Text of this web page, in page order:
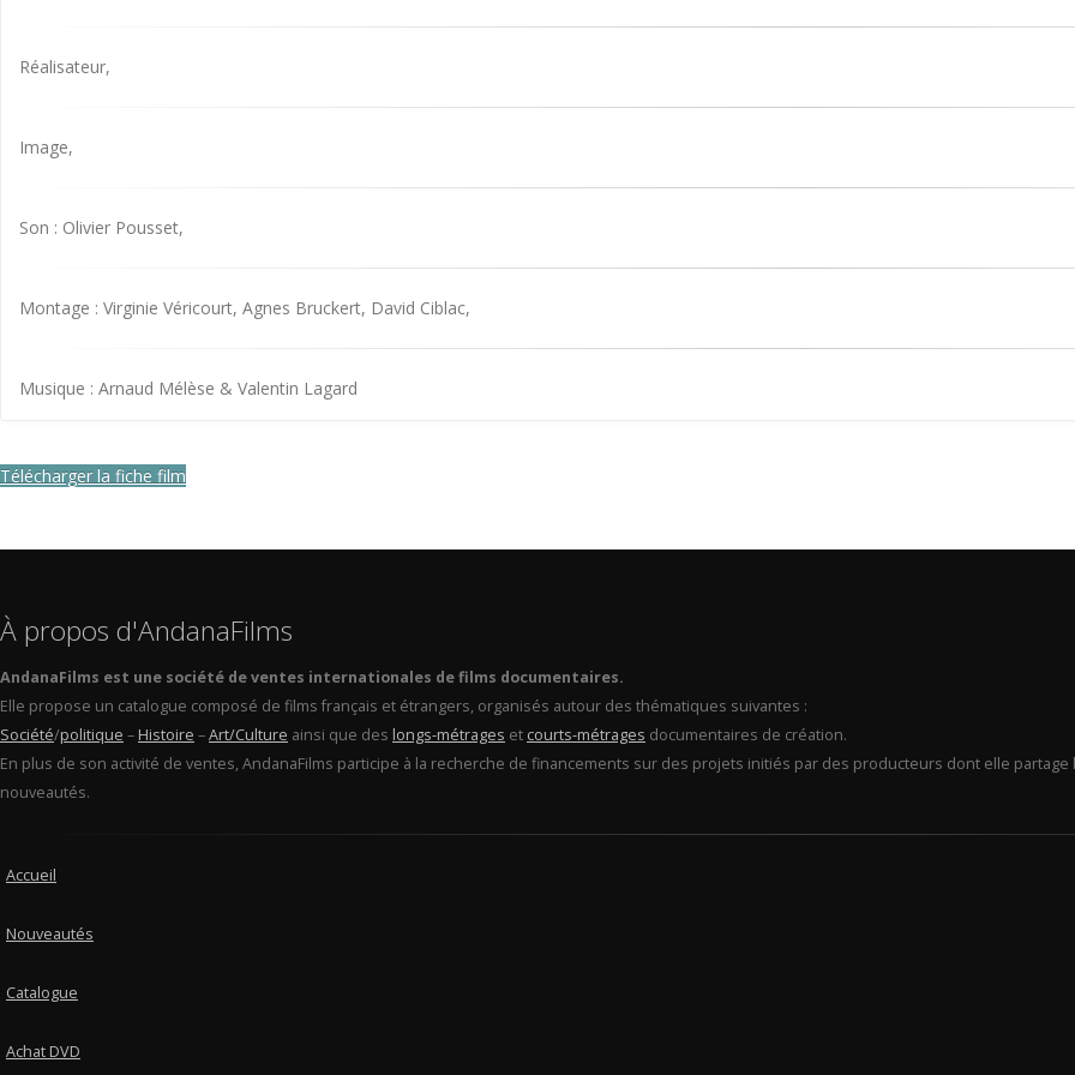
Réalisateur,
Image,
Son : Olivier Pousset,
Montage : Virginie Véricourt, Agnes Bruckert, David Ciblac,
Musique : Arnaud Mélèse & Valentin Lagard
Télécharger la fiche film
À propos d'AndanaFilms
AndanaFilms est une société de ventes internationales de films documentaires.
Elle propose un catalogue composé de films français et étrangers, organisés autour des thématiques suivantes :
Société/politique – Histoire –Art/Culture ainsi que des longs-métrages et courts-métrages documentaires de création.
En plus de son activité de ventes, AndanaFilms participe à la recherche de financements sur des projets initiés par des producteurs dont elle partage
nouveautés.
Accueil
Nouveautés
Catalogue
Achat DVD